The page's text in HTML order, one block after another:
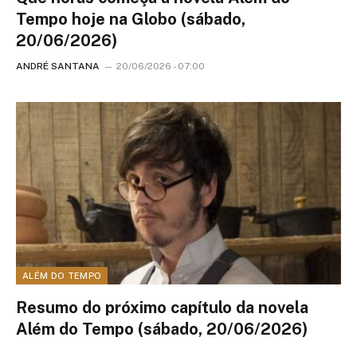
Tempo hoje na Globo (sábado,
20/06/2026)
ANDRÉ SANTANA 20/06/2026 - 07:00
ALÉM DO TEMPO
Resumo do próximo capítulo da novela
Além do Tempo (sábado, 20/06/2026)